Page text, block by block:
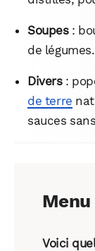
Soupes:
de légumes.
Divers:
de terre
sauces
Voici